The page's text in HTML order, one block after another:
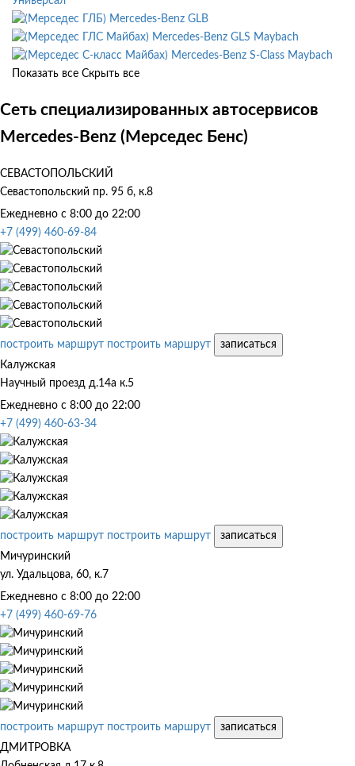
Mercedes-Benz GLB
Mercedes-Benz GLS Maybach
Mercedes-Benz S-Class Maybach
Показать все Скрыть все
Сеть специализированных автосервисов
Mercedes-Benz (Мерседес Бенс)
СЕВАСТОПОЛЬСКИЙ
Севастопольский пр. 95 б, к.8
Ежедневно с 8:00 до 22:00
+7 (499) 460-69-84
построить маршрут построить маршрут
записаться
Калужская
Научный проезд д.14а к.5
Ежедневно с 8:00 до 22:00
+7 (499) 460-63-34
построить маршрут построить маршрут
записаться
Мичуринский
ул. Удальцова, 60, к.7
Ежедневно с 8:00 до 22:00
+7 (499) 460-69-76
построить маршрут построить маршрут
записаться
ДМИТРОВКА